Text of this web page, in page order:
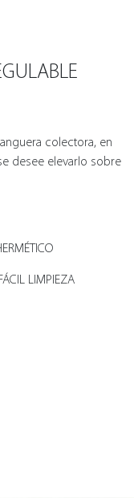
colectora, en
desee elevarlo sobre
LIMPIEZA